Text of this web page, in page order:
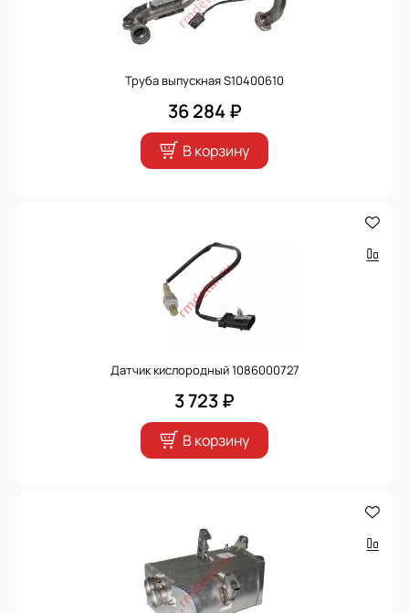
Труба выпускная S10400610
36 284 ₽
В корзину
Датчик кислородный 1086000727
3 723 ₽
В корзину